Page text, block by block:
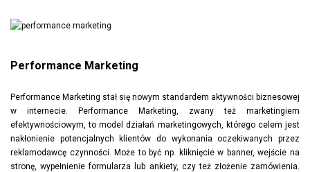
Performance Marketing
Performance Marketing stał się nowym standardem aktywności biznesowej
w internecie. Performance Marketing, zwany też marketingiem
efektywnościowym, to model działań marketingowych, którego celem jest
nakłonienie potencjalnych klientów do wykonania oczekiwanych przez
reklamodawcę czynności. Może to być np. kliknięcie w banner, wejście na
stronę, wypełnienie formularza lub ankiety, czy też złożenie zamówienia.